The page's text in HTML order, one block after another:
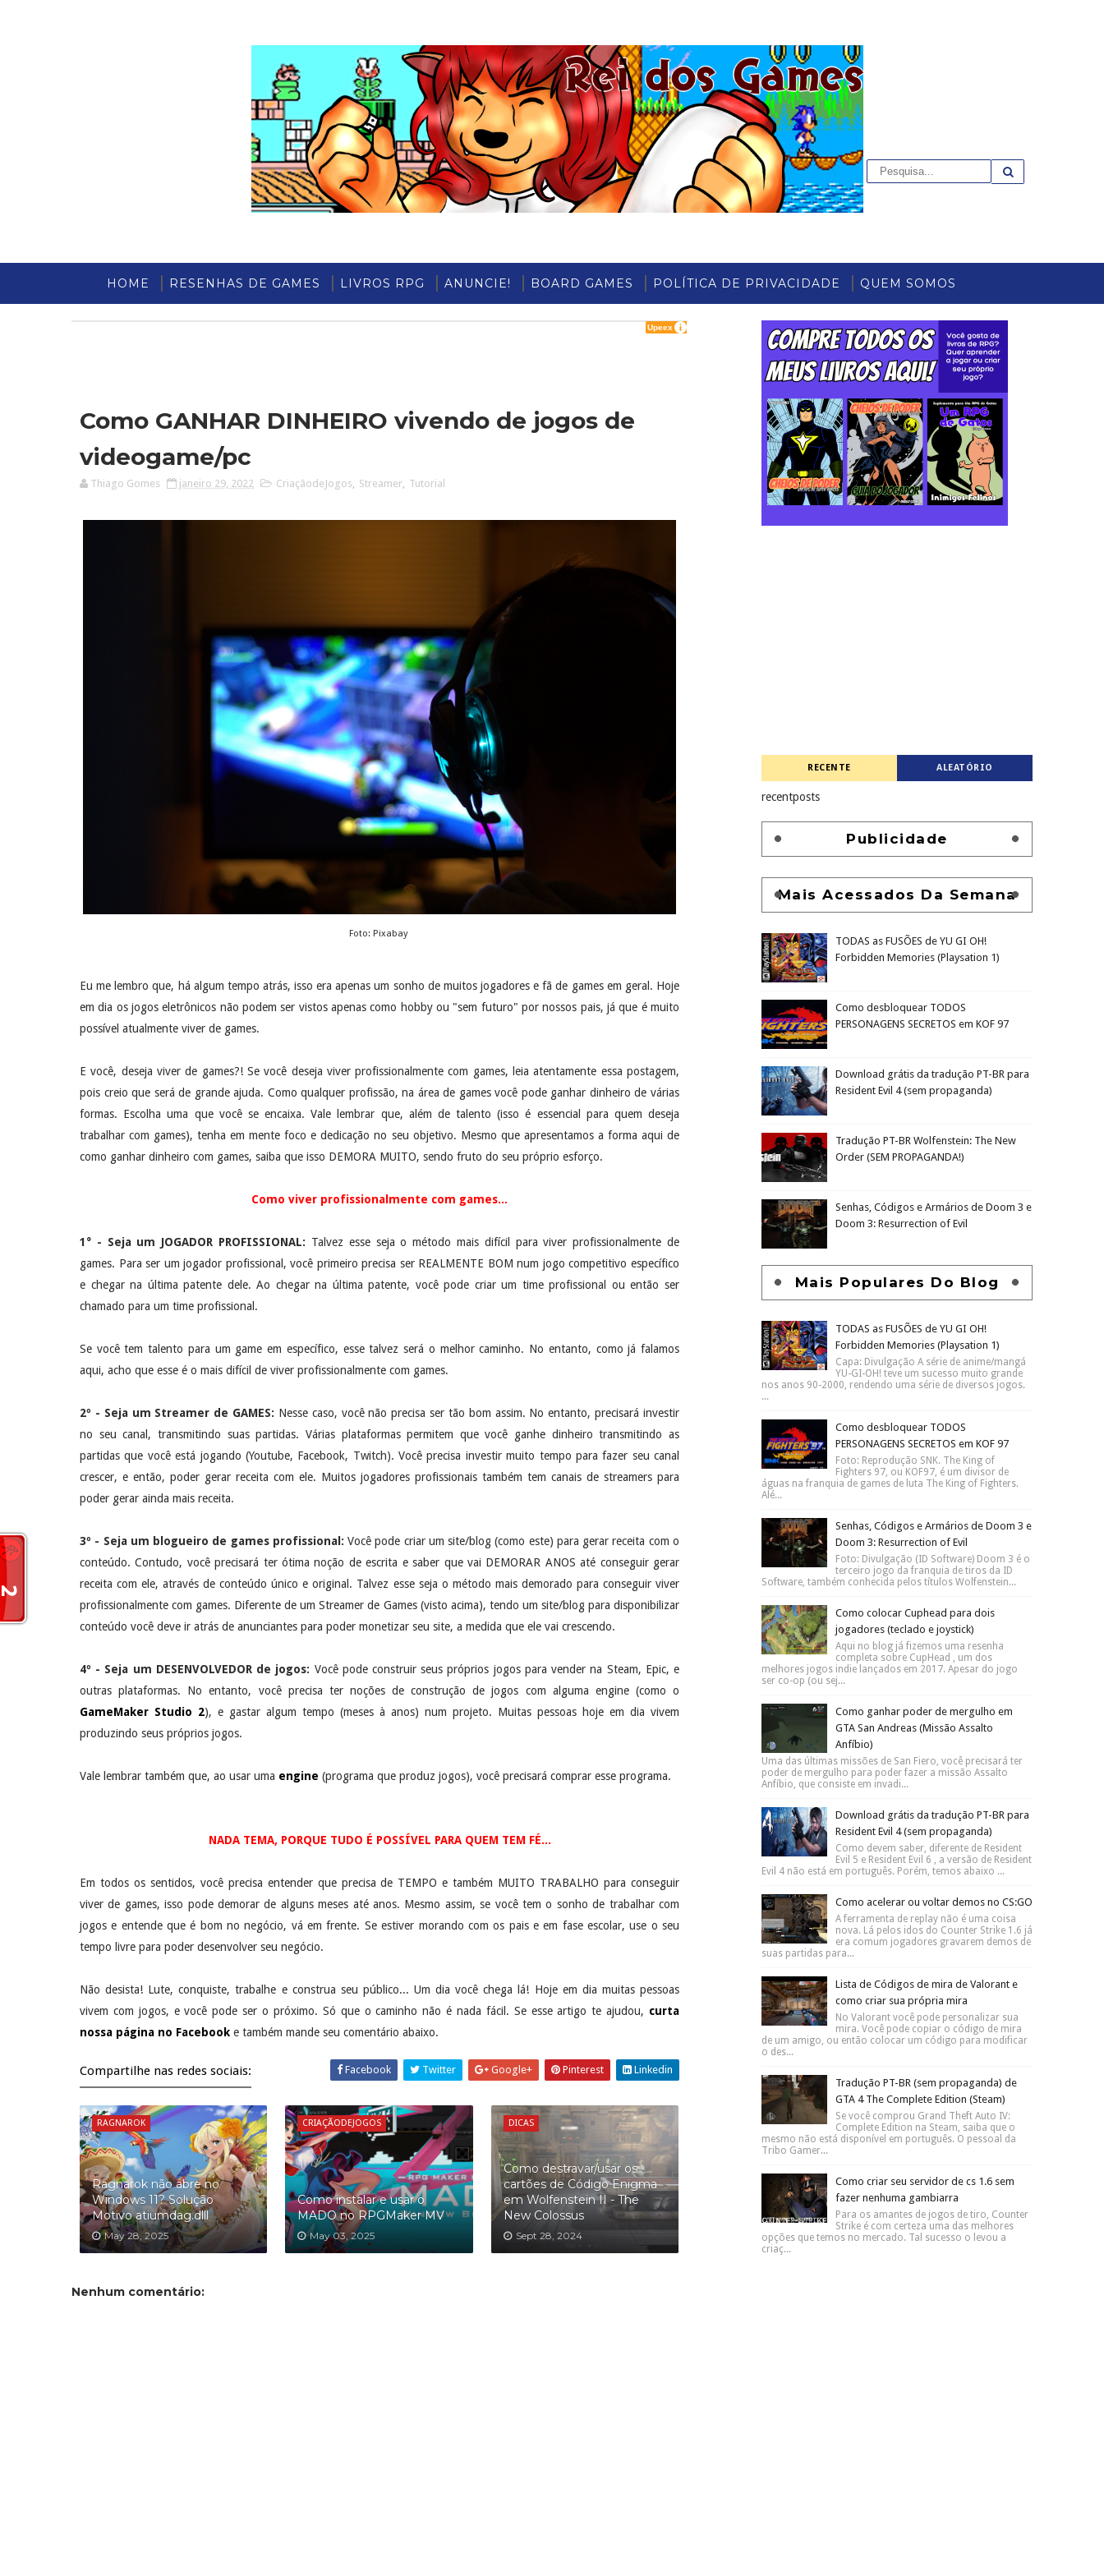
HOME RESENHAS DE GAMES LIVROS RPG ANUNCIE! BOARD GAMES POLÍTICA DE PRIVACIDADE QUEM SOMOS
Como GANHAR DINHEIRO vivendo de jogos de
videogame/pc
Thiago Gomes janeiro 29, 2022 CriaçãodeJogos Streamer Tutorial
Foto: Pixabay
Eu me lembro que, há algum tempo atrás, isso era apenas um sonho de muitos jogadores e fã de games em geral. Hoje
em dia os jogos eletrônicos não podem ser vistos apenas como hobby ou "sem futuro" por nossos pais, já que é muito
possível atualmente viver de games.
E você, deseja viver de games?! Se você deseja viver profissionalmente com games, leia atentamente essa postagem,
pois creio que será de grande ajuda. Como qualquer profissão, na área de games você pode ganhar dinheiro de várias
formas. Escolha uma que você se encaixa. Vale lembrar que, além de talento (isso é essencial para quem deseja
trabalhar com games), tenha em mente foco e dedicação no seu objetivo. Mesmo que apresentamos a forma aqui de
como ganhar dinheiro com games, saiba que isso DEMORA MUITO, sendo fruto do seu próprio esforço.
Como viver profissionalmente com games...
1° - Seja um JOGADOR PROFISSIONAL: Talvez esse seja o método mais difícil para viver profissionalmente de
games. Para ser um jogador profissional, você primeiro precisa ser REALMENTE BOM num jogo competitivo específico
e chegar na última patente dele. Ao chegar na última patente, você pode criar um time profissional ou então ser
chamado para um time profissional.
Se você tem talento para um game em específico, esse talvez será o melhor caminho. No entanto, como já falamos
aqui, acho que esse é o mais difícil de viver profissionalmente com games.
2º - Seja um Streamer de GAMES: Nesse caso, você não precisa ser tão bom assim. No entanto, precisará investir
no seu canal, transmitindo suas partidas. Várias plataformas permitem que você ganhe dinheiro transmitindo as
partidas que você está jogando (Youtube, Facebook, Twitch). Você precisa investir muito tempo para fazer seu canal
crescer, e então, poder gerar receita com ele. Muitos jogadores profissionais também tem canais de streamers para
poder gerar ainda mais receita.
3º - Seja um blogueiro de games profissional:Você pode criar um site/blog (como este) para gerar receita com o
conteúdo. Contudo, você precisará ter ótima noção de escrita e saber que vai DEMORAR ANOS até conseguir gerar
receita com ele, através de conteúdo único e original. Talvez esse seja o método mais demorado para conseguir viver
profissionalmente com games. Diferente de um Streamer de Games (visto acima), tendo um site/blog para disponibilizar
conteúdo você deve ir atrás de anunciantes para poder monetizar seu site, a medida que ele vai crescendo.
4º - Seja um DESENVOLVEDOR de jogos: Você pode construir seus próprios jogos para vender na Steam, Epic, e
outras plataformas. No entanto, você precisa ter noções de construção de jogos com alguma engine (como o
GameMaker Studio 2), e gastar algum tempo (meses à anos) num projeto. Muitas pessoas hoje em dia vivem
produzindo seus próprios jogos.
Vale lembrar também que, ao usar uma engine (programa que produz jogos), você precisará comprar esse programa.
NADA TEMA, PORQUE TUDO É POSSÍVEL PARA QUEM TEM FÉ...
Em todos os sentidos, você precisa entender que precisa de TEMPO e também MUITO TRABALHO para conseguir
viver de games, isso pode demorar de alguns meses até anos. Mesmo assim, se você tem o sonho de trabalhar com
jogos e entende que é bom no negócio, vá em frente. Se estiver morando com os pais e em fase escolar, use o seu
tempo livre para poder desenvolver seu negócio.
Não desista! Lute, conquiste, trabalhe e construa seu público... Um dia você chega lá! Hoje em dia muitas pessoas
vivem com jogos, e você pode ser o próximo. Só que o caminho não é nada fácil. Se esse artigo te ajudou, curta
nossa página no Facebook e também mande seu comentário abaixo.
Compartilhe nas redes sociais: Facebook Twitter Google+ Pinterest Linkedin
RAGNAROK
Ragnarok não abre no
Windows 11? Solução
Motivo atiumdag.dlll
May 28, 2025
CRIAÇÃODEJOGOS
Como instalar e usar o
MADO no RPGMaker MV
May 03, 2025
DICAS
Como destravar/usar os
cartões de Código Enigma
em Wolfenstein II - The
New Colossus
Sept 28, 2024
Nenhum comentário:
RECENTE ALEATÓRIO
recentposts
Publicidade
Mais Acessados Da Semana
TODAS as FUSÕES de YU GI OH!
Forbidden Memories (Playsation 1)
Como desbloquear TODOS
PERSONAGENS SECRETOS em KOF 97
Download grátis da tradução PT-BR para
Resident Evil 4 (sem propaganda)
Tradução PT-BR Wolfenstein: The New
Order (SEM PROPAGANDA!)
Senhas, Códigos e Armários de Doom 3 e
Doom 3: Resurrection of Evil
Mais Populares Do Blog
TODAS as FUSÕES de YU GI OH!
Forbidden Memories (Playsation 1)
Capa: Divulgação A série de anime/mangá
YU-GI-OH! teve um sucesso muito grande
nos anos 90-2000, rendendo uma série de diversos jogos.
...
Como desbloquear TODOS
PERSONAGENS SECRETOS em KOF 97
Foto: Reprodução SNK. The King of
Fighters 97, ou KOF97, é um divisor de
águas na franquia de games de luta The King of Fighters.
Alé...
Senhas, Códigos e Armários de Doom 3 e
Doom 3: Resurrection of Evil
Foto: Divulgação (ID Software) Doom 3 é o
terceiro jogo da franquia de tiros da ID
Software, também conhecida pelos títulos Wolfenstein...
Como colocar Cuphead para dois
jogadores (teclado e joystick)
Aqui no blog já fizemos uma resenha
completa sobre CupHead , um dos
melhores jogos indie lançados em 2017. Apesar do jogo
ser co-op (ou sej...
Como ganhar poder de mergulho em
GTA San Andreas (Missão Assalto
Anfíbio)
Uma das últimas missões de San Fiero, você precisará ter
poder de mergulho para poder fazer a missão Assalto
Anfíbio, que consiste em invadi...
Download grátis da tradução PT-BR para
Resident Evil 4 (sem propaganda)
Como devem saber, diferente de Resident
Evil 5 e Resident Evil 6 , a versão de Resident
Evil 4 não está em português. Porém, temos abaixo ...
Como acelerar ou voltar demos no CS:GO
A ferramenta de replay não é uma coisa
nova. Lá pelos idos do Counter Strike 1.6 já
era comum jogadores gravarem demos de
suas partidas para...
Lista de Códigos de mira de Valorant e
como criar sua própria mira
No Valorant você pode personalizar sua
mira. Você pode copiar o código de mira
de um amigo, ou então colocar um código para modificar
o des...
Tradução PT-BR (sem propaganda) de
GTA 4 The Complete Edition (Steam)
Se você comprou Grand Theft Auto IV:
Complete Edition na Steam, saiba que o
mesmo não está disponível em português. O pessoal da
Tribo Gamer...
Como criar seu servidor de cs 1.6 sem
fazer nenhuma gambiarra
Para os amantes de jogos de tiro, Counter
Strike é com certeza uma das melhores
opções que temos no mercado. Tal sucesso o levou a
criaç...